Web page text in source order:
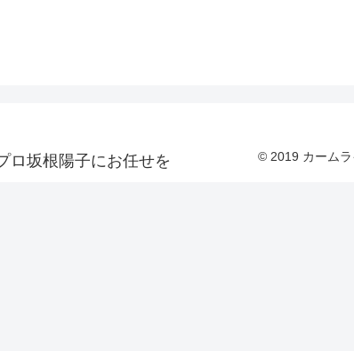
ロ坂根陽子にお任せを © 2019 カームラ